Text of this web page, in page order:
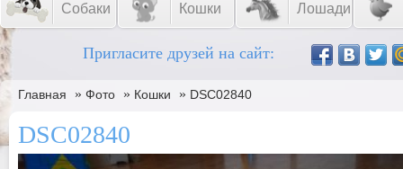
Собаки Кошки Лошади
Пригласите друзей на сайт:
Главная » Фото » Кошки » DSC02840
DSC02840